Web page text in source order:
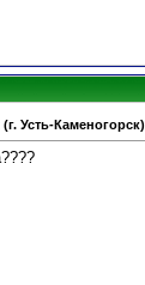
Усть-Каменогорск)